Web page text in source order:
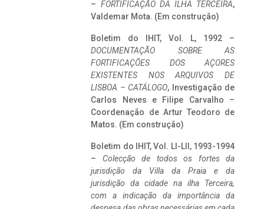
– FORTIFICAÇÃO DA ILHA TERCEIRA,
Valdemar Mota. (Em construção)
Boletim do IHIT, Vol. L, 1992 –
DOCUMENTAÇÃO SOBRE AS
FORTIFICAÇÕES DOS AÇORES
EXISTENTES NOS ARQUIVOS DE
LISBOA – CATÁLOGO, Investigação de
Carlos Neves e Filipe Carvalho –
Coordenação de Artur Teodoro de
Matos. (Em construção)
Boletim do IHIT, Vol. LI-LII, 1993-1994
– Colecção de todos os fortes da
jurisdição da Villa da Praia e da
jurisdição da cidade na ilha Terceira,
com a indicação da importância da